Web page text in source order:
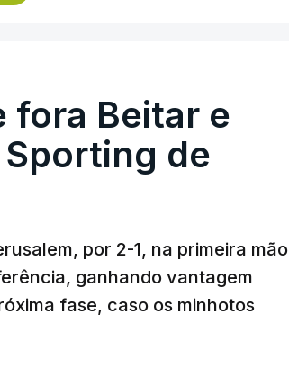
fora Beitar e
de
por 2-1, na primeira mão
ganhando vantagem
fase, caso os minhotos